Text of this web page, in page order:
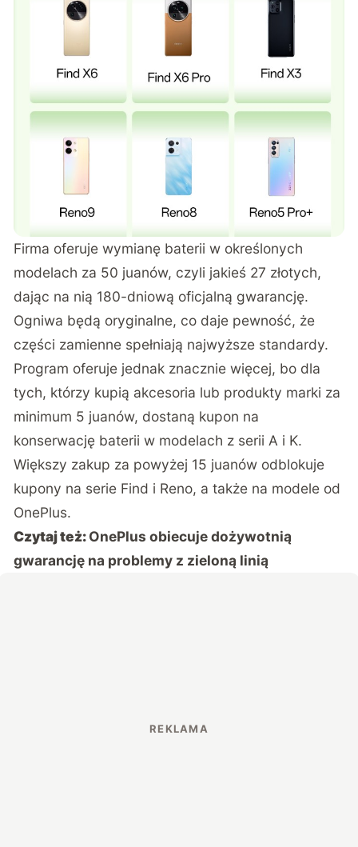
Firma oferuje wymianę baterii w określonych
modelach za 50 juanów, czyli jakieś 27 złotych,
dając na nią 180-dniową oficjalną gwarancję.
Ogniwa będą oryginalne, co daje pewność, że
części zamienne spełniają najwyższe standardy.
Program oferuje jednak znacznie więcej, bo dla
tych, którzy kupią akcesoria lub produkty marki za
minimum 5 juanów, dostaną kupon na
konserwację baterii w modelach z serii A i K.
Większy zakup za powyżej 15 juanów odblokuje
kupony na serie Find i Reno, a także na modele od
OnePlus.
Czytaj też:OnePlus obiecuje dożywotnią
gwarancję na problemy z zieloną linią